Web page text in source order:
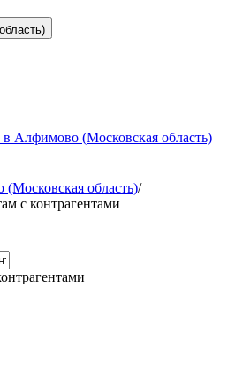
Алфимово (Московская область)
область)/
с контрагентами